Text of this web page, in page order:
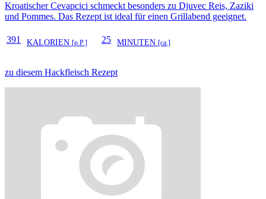
Kroatischer Cevapcici schmeckt besonders zu Djuvec Reis, Zaziki
und Pommes. Das Rezept ist ideal für einen Grillabend geeignet.
391 KALORIEN [p.P.] 25 MINUTEN [ca.]
zu diesem Hackfleisch Rezept